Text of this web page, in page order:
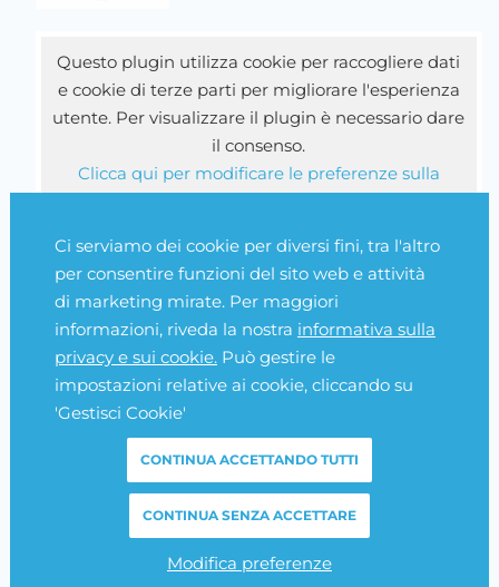
Ci serviamo dei cookie per diversi fini, tra l'altro
per consentire funzioni del sito web e attività
di marketing mirate. Per maggiori
informazioni, riveda la nostra informativa sulla
privacy e sui cookie.Può gestire le
impostazioni relative ai cookie, cliccando su
'Gestisci Cookie'
CONTINUA ACCETTANDO TUTTI
CONTINUA SENZA ACCETTARE
Modifica preferenze
Questo plugin utilizza cookie per raccogliere dati
e cookie di terze parti per migliorare l'esperienza
utente. Per visualizzare il plugin è necessario dare
il consenso.
Clicca qui per modificare le preferenze sulla
©Copyright 2026 - Fattura elettronica e magazzino - Tutti i diritti
sono riservati. | P.IVA 08113420726
Privacy
Cookie Policy
Gestisci Cookie
Credits